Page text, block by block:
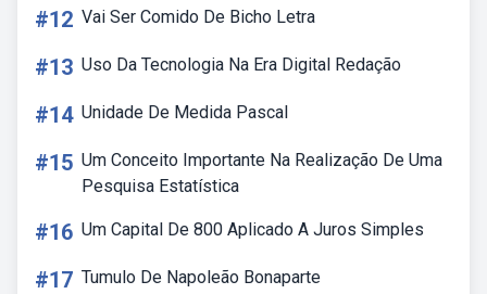
#12 Vai Ser Comido De Bicho Letra
#13 Uso Da Tecnologia Na Era Digital Redação
#14 Unidade De Medida Pascal
#15 Um Conceito Importante Na Realização De Uma
Pesquisa Estatística
#16 Um Capital De 800 Aplicado A Juros Simples
#17 Tumulo De Napoleão Bonaparte